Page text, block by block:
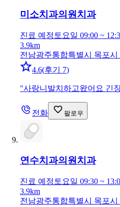
미소치과의원치과
진료 예정 토요일 09:00 ~
3.9km
전남광주통합특별시 목포시
4.6(후기 7)
"사랑니발치하고왔어요 긴
전화 팔로우
연수치과의원 치과
진료 예정 토요일 09:30 ~
3.9km
전남광주통합특별시 목포